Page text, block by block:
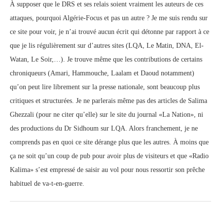
À supposer que le DRS et ses relais soient vraiment les auteurs de ces
attaques, pourquoi Algérie-Focus et pas un autre ? Je me suis rendu sur
ce site pour voir, je n’ai trouvé aucun écrit qui détonne par rapport à ce
que je lis régulièrement sur d’autres sites (LQA, Le Matin, DNA, El-
Watan, Le Soir,…). Je trouve même que les contributions de certains
chroniqueurs (Amari, Hammouche, Laalam et Daoud notamment)
qu’on peut lire librement sur la presse nationale, sont beaucoup plus
critiques et structurées. Je ne parlerais même pas des articles de Salima
Ghezzali (pour ne citer qu’elle) sur le site du journal «La Nation», ni
des productions du Dr Sidhoum sur LQA. Alors franchement, je ne
comprends pas en quoi ce site dérange plus que les autres. À moins que
ça ne soit qu’un coup de pub pour avoir plus de visiteurs et que «Radio
Kalima» s’est empressé de saisir au vol pour nous ressortir son prêche
habituel de va-t-en-guerre.